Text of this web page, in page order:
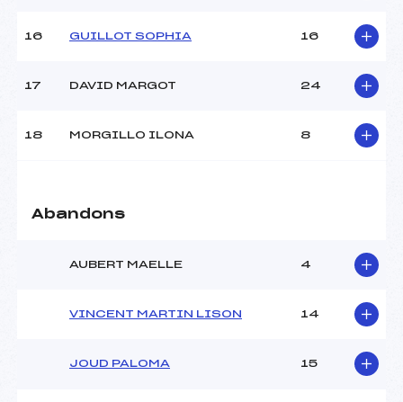
78.2200
Catégorie :
U16
16 GUILLOT SOPHIA 16
17 DAVID MARGOT 24
18 MORGILLO ILONA 8
Abandons
AUBERT MAELLE 4
VINCENT MARTIN LISON 14
JOUD PALOMA 15